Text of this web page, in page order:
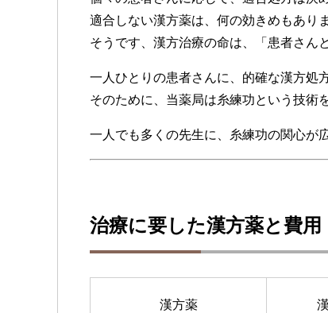
適合しない漢方薬は、何の効きめもあり
そうです、漢方治療の命は、「患者さん
一人ひとりの患者さんに、的確な漢方処
そのために、当薬局は糸練功という技術
一人でも多くの先生に、糸練功の関心が
治療に要した漢方薬と費用
漢方薬